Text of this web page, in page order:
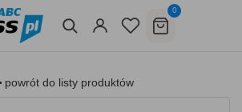
0
powrót do listy produktów